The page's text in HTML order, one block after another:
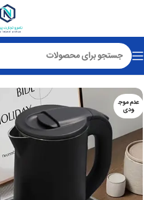
خانه کتری هتلی
عدم موج
ودی